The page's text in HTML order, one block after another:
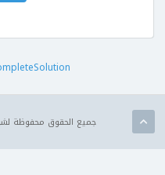
جميع الحقوق محفوظة